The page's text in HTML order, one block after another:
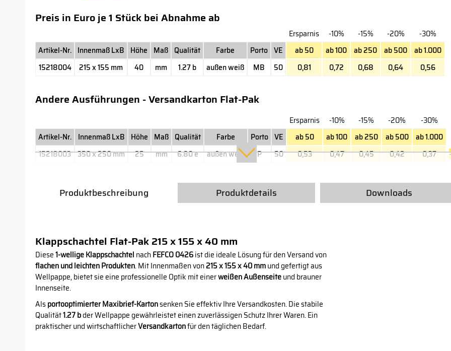
Preis in Euro je 1 Stück bei Abnahme ab
Ersparnis -10% -15% -20%
-30%
Artikel-Nr. Innenmaß LxB Höhe Maß Qualität Farbe Porto VE ab 50 ab 100 ab 250 ab 500
ab 1.000
15218004
215 x 155 mm 40 mm 1.27 b außen weiß MB 50 0,81 0,72 0,68 0,64 0,56
Andere Ausführungen - Versandkarton Flat-Pak
Ersparnis -10% -15% -20%
-30%
Artikel-Nr.
Innenmaß LxB Höhe Maß Qualität Farbe Porto VE ab 50 ab 100 ab 250 ab 500
ab 1.000
15218003 350 x 250 mm 25 mm 6.80 e außen weiß P 50 0,53 0,47 0,45 0,42 0,37
Produktbeschreibung Produktdetails Downloads
Klappschachtel Flat-Pak 215 x 155 x 40 mm
Diese1-wellige Klappschachtel nachFEFCO 0426ist die ideale Lösung für den Versand von
flachen und leichten Produkten. Mit Innenmaßen von215 x 155 x 40 mmund gefertigt aus
Wellpappe, bietet sie eine professionelle Optik mit einerweißen Außenseiteund brauner
Innenseite.
Alsportooptimierter Maxibrief-Kartonsenken Sie effektiv Ihre Versandkosten. Die stabile
Qualität1.27 bder Wellpappe gewährleistet einen zuverlässigen Schutz Ihrer Waren. Ein
praktischer und wirtschaftlicherVersandkartonfür den täglichen Bedarf.